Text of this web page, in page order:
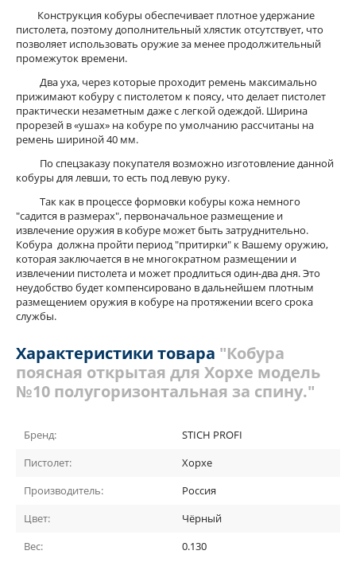
Конструкция кобуры обеспечивает плотное удержание
пистолета, поэтому дополнительный хлястик отсутствует, что
позволяет использовать оружие за менее продолжительный
промежуток времени.
Два уха, через которые проходит ремень максимально
прижимают кобуру с пистолетом к поясу, что делает пистолет
практически незаметным даже с легкой одеждой. Ширина
прорезей в «ушах» на кобуре по умолчанию рассчитаны на
ремень шириной 40 мм.
По спецзаказу покупателя возможно изготовление данной
кобуры для левши, то есть под левую руку.
Так как в процессе формовки кобуры кожа немного
"садится в размерах", первоначальное размещение и
извлечение оружия в кобуре может быть затруднительно.
Кобура должна пройти период "притирки" к Вашему оружию,
которая заключается в не многократном размещении и
извлечении пистолета и может продлиться один-два дня. Это
неудобство будет компенсировано в дальнейшем плотным
размещением оружия в кобуре на протяжении всего срока
службы.
Характеристики товара "Кобура
поясная открытая для Хорхе модель
№10 полугоризонтальная за спину."
Бренд:
STICH PROFI
Пистолет:
Хорхе
Производитель:
Россия
Цвет:
Чёрный
Вес:
0.130